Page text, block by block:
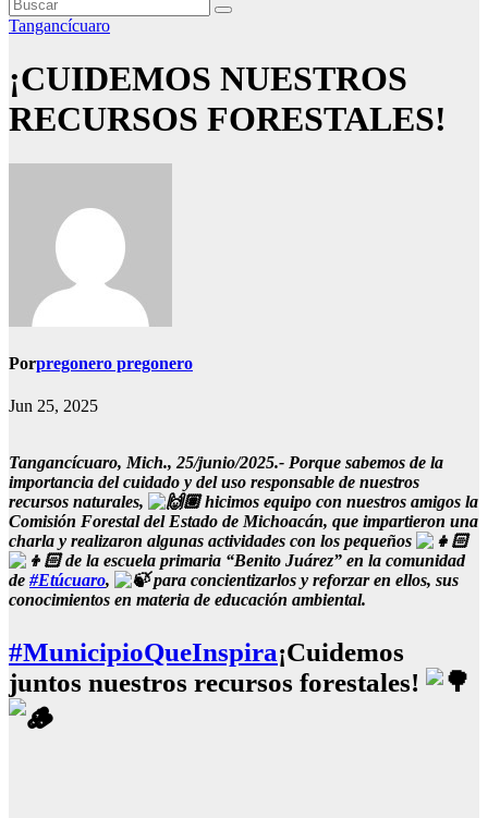
Tangancícuaro
¡CUIDEMOS NUESTROS
RECURSOS FORESTALES!
Porpregonero pregonero
Jun 25, 2025
Tangancícuaro, Mich., 25/junio/2025.- Porque sabemos de la
importancia del cuidado y del uso responsable de nuestros
recursos naturales,
hicimos equipo con nuestros amigos la
Comisión Forestal del Estado de Michoacán, que impartieron una
charla y realizaron algunas actividades con los pequeños
de la escuela primaria “Benito Juárez” en la comunidad
de #Etúcuaro,
para concientizarlos y reforzar en ellos, sus
conocimientos en materia de educación ambiental.
#MunicipioQueInspira¡Cuidemos
juntos nuestros recursos forestales!